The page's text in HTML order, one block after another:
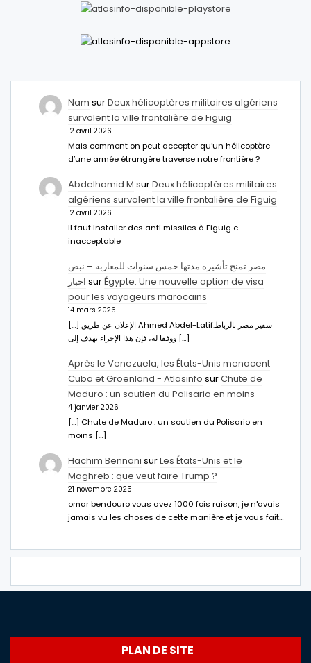
Nam surDeux hélicoptères militaires algériens
survolent la ville frontalière de Figuig
12 avril 2026
Mais comment on peut accepter qu’un hélicoptère
d’une armée étrangère traverse notre frontière ?
Abdelhamid M surDeux hélicoptères militaires
algériens survolent la ville frontalière de Figuig
12 avril 2026
Il faut installer des anti missiles à Figuig c
inacceptable
مصر تمنح تأشيرة مدتها خمس سنوات للمغاربة – نبض
اخبار surÉgypte: Une nouvelle option de visa
pour les voyageurs marocains
14 mars 2026
[…] الإعلان عن طريق Ahmed Abdel-Latifسفير مصر بالرباط.
ووفقا له، فإن هذا الإجراء يهدف إلى […]
Après le Venezuela, les États-Unis menacent
Cuba et Groenland - Atlasinfo surChute de
Maduro : un soutien du Polisario en moins
4 janvier 2026
[…] Chute de Maduro : un soutien du Polisario en
moins […]
Hachim Bennani surLes États-Unis et le
Maghreb : que veut faire Trump ?
21 novembre 2025
omar bendouro vous avez 1000 fois raison, je n'avais
jamais vu les choses de cette manière et je vous fait…
PLAN DE SITE